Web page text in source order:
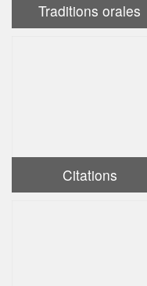
Traditions orales
Citations